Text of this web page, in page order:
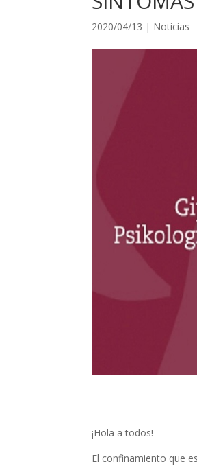
2020/04/13 | Noticias
¡Hola a todos!
El confinamiento que